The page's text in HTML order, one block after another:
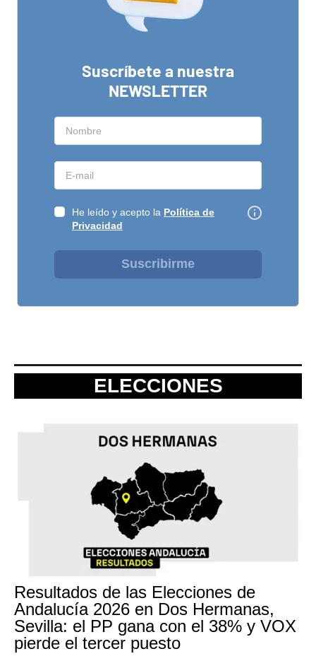
Suscríbete a nuestra
NEWSLETTER
He leído y acepto la Política de
Privacidad
Suscribirme
ELECCIONES
Resultados de las Elecciones de
Andalucía 2026 en Dos Hermanas,
Sevilla: el PP gana con el 38% y VOX
pierde el tercer puesto